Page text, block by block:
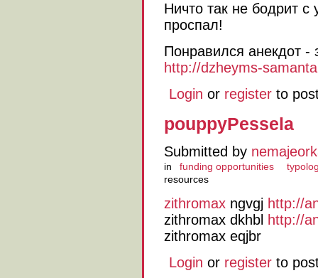
Ничто так не бодрит с
проспал!
Понравился анекдот -
http://dzheyms-
Login or register to
pouppyPessela
Submitted by
in funding opportunities
resources
zithromax ngvgj http://
zithromax dkhbl http://
zithromax eqjbr
Login or register to